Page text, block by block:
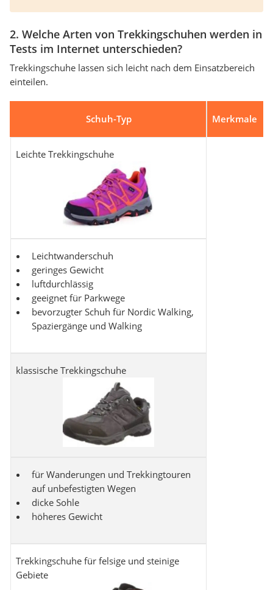
2. Welche Arten von Trekkingschuhen werden in
Tests im Internet unterschieden?
Trekkingschuhe lassen sich leicht nach dem Einsatzbereich
einteilen.
Schuh-Typ Merkmale
Leichte Trekkingschuhe
Leichtwanderschuh
geringes Gewicht
luftdurchlässig
geeignet für Parkwege
bevorzugter Schuh für Nordic Walking,
Spaziergänge und Walking
klassische Trekkingschuhe
für Wanderungen und Trekkingtouren
auf unbefestigten Wegen
dicke Sohle
höheres Gewicht
Trekkingschuhe für felsige und steinige
Gebiete